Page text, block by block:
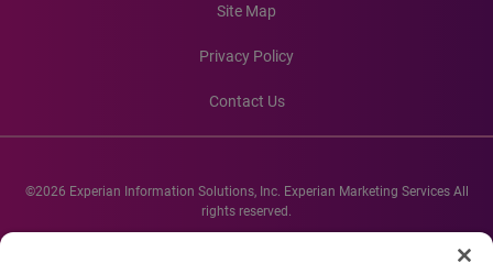
Site Map
Privacy Policy
Contact Us
©2026 Experian Information Solutions, Inc. Experian Marketing Services All
rights reserved.
Experian and the Experian marks used herein are service marks or registered